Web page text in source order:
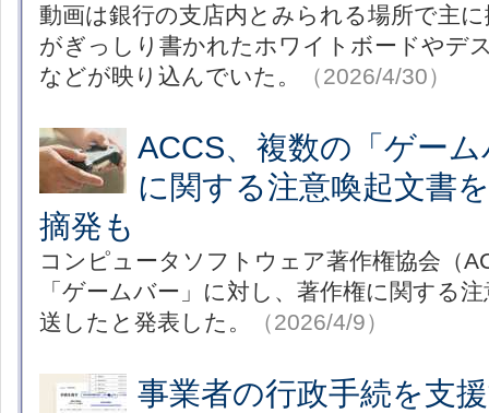
動画は銀行の支店内とみられる場所で主
がぎっしり書かれたホワイトボードやデ
などが映り込んでいた。
（2026/4/30）
ACCS、複数の「ゲー
に関する注意喚起文書
摘発も
コンピュータソフトウェア著作権協会（
「ゲームバー」に対し、著作権に関する
送したと発表した。
（2026/4/9）
事業者の行政手続を支